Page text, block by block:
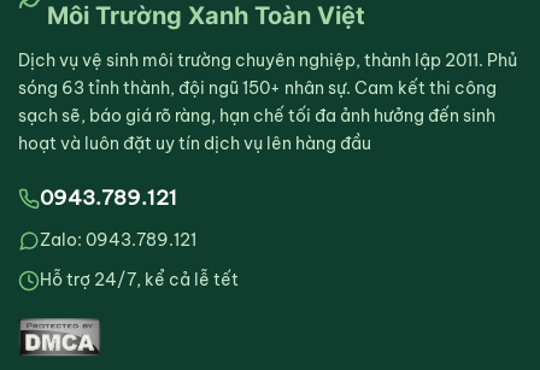
Môi Trường Xanh Toàn Việt
Dịch vụ vệ sinh môi trường chuyên nghiệp, thành lập 2011. Phủ
sóng 63 tỉnh thành, đội ngũ 150+ nhân sự. Cam kết thi công
sạch sẽ, báo giá rõ ràng, hạn chế tối đa ảnh hưởng đến sinh
hoạt và luôn đặt uy tín dịch vụ lên hàng đầu
0943.789.121
Zalo: 0943.789.121
Hỗ trợ 24/7, kể cả lễ tết